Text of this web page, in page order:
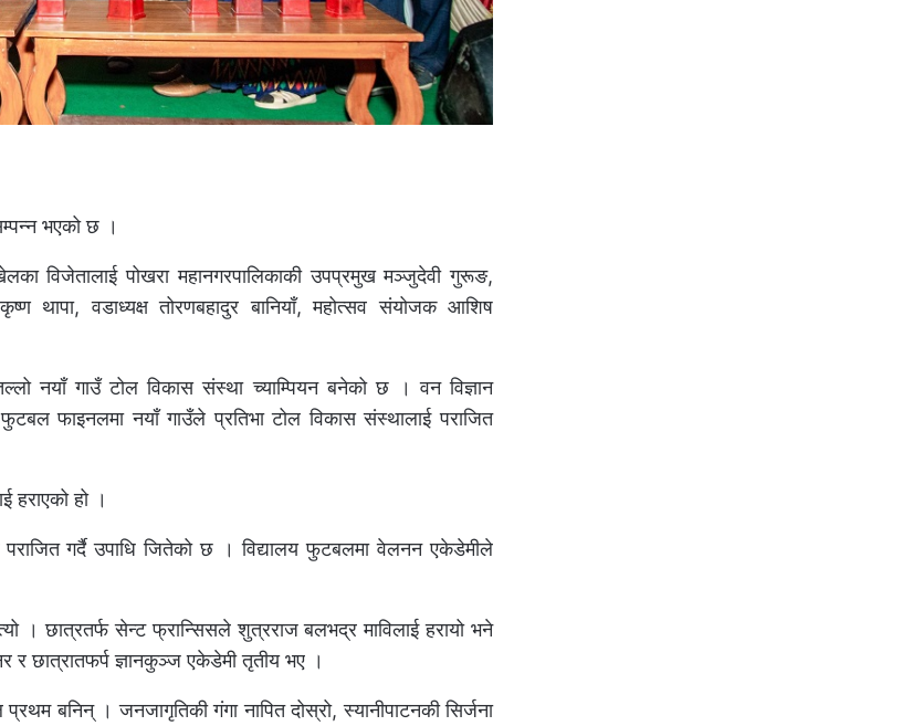
भएको छ ।
विजेतालाई पोखरा महानगरपालिकाकी उपप्रमुख मञ्जुदेवी गुरूङ,
थापा, वडाध्यक्ष तोरणबहादुर बानियाँ, महोत्सव संयोजक आशिष
नयाँ गाउँ टोल विकास संस्था च्याम्पियन बनेको छ । वन विज्ञान
फाइनलमा नयाँ गाउँले प्रतिभा टोल विकास संस्थालाई पराजित
हराएको हो ।
गर्दै उपाधि जितेको छ । विद्यालय फुटबलमा वेलनन एकेडेमीले
। छात्रतर्फ सेन्ट फ्रान्सिसले शुत्रराज बलभद्र माविलाई हरायो भने
र छात्रातफर्प ज्ञानकुञ्ज एकेडेमी तृतीय भए ।
बनिन् । जनजागृतिकी गंगा नापित दोस्रो, स्यानीपाटनकी सिर्जना